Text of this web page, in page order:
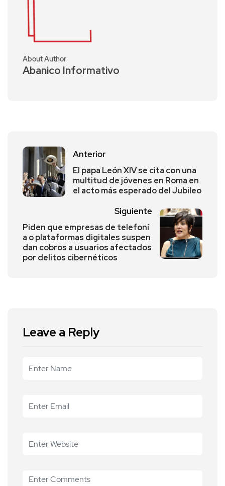
About Author
Abanico Informativo
Anterior
El papa León XIV se cita con una
multitud de jóvenes en Roma en
el acto más esperado del Jubileo
Siguiente
Piden que empresas de telefoní
a o plataformas digitales suspen
dan cobros a usuarios afectados
por delitos cibernéticos
Leave a Reply